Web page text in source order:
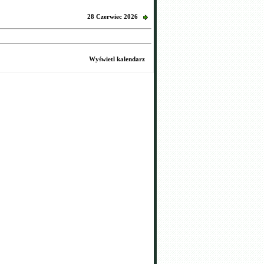
28 Czerwiec 2026
Wyświetl kalendarz